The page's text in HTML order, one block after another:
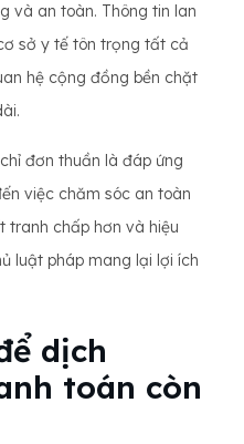
và an toàn. Thông tin lan
sở y tế tôn trọng tất cả
hệ cộng đồng bền chặt
đơn thuần là đáp ứng
việc chăm sóc an toàn
tranh chấp hơn và hiệu
luật pháp mang lại lợi ích
dịch
toán còn